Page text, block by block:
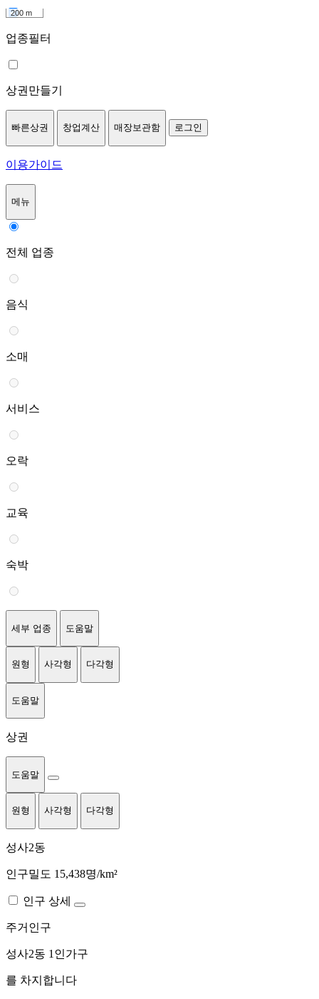
200 m
업종필터
상권만들기
빠른상권 창업계산 매장보관함 로그인
이용가이드
메뉴
전체 업종
음식
소매
서비스
오락
교육
숙박
세부 업종 도움말
원형 사각형 다각형
도움말
상권
도움말
원형 사각형 다각형
성사2동
인구밀도 15,438명/km²
인구 상세
주거인구
성사2동 1인가구
를 차지합니다